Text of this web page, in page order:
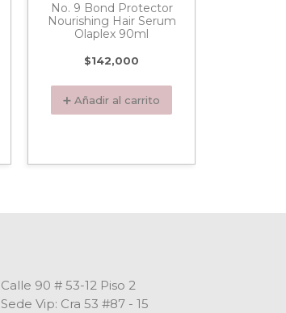
No. 9 Bond Protector
Nourishing Hair Serum
Olaplex 90ml
$142,000
➕ Añadir al carrito
Calle 90 # 53-12 Piso 2
Sede Vip: Cra 53 #87 - 15